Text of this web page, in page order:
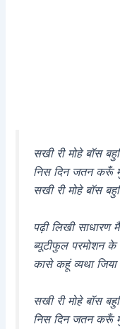
सखी री मोहे बॉस
निस दिन जतन करूँ
सखी री मोहे बॉस
पढ़ी लिखी साधारण
ब्यूटीफुल परमोशन के
कासे कहूं व्यथा
सखी री मोहे बॉस
निस दिन जतन करूँ